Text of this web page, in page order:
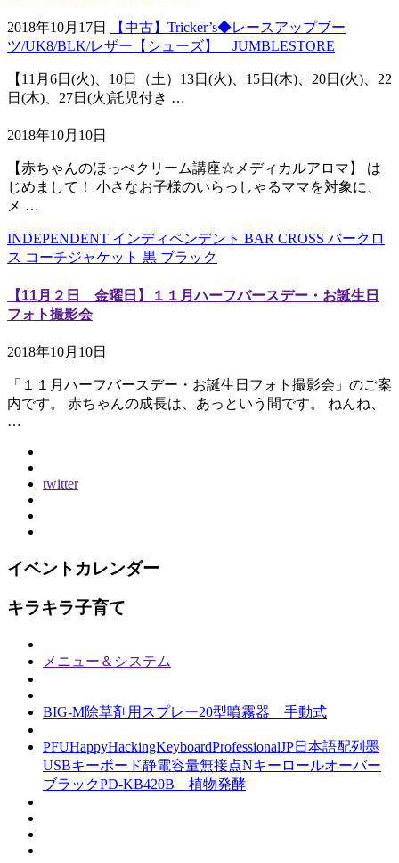
2018年10月17日
【中古】Tricker’s◆レースアップブー
ツ/UK8/BLK/レザー【シューズ】 JUMBLESTORE
【11月6日(火)、10日（土）13日(火)、15日(木)、20日(火)、22
日(木)、27日(火)託児付き …
2018年10月10日
【赤ちゃんのほっぺクリーム講座☆メディカルアロマ】 は
じめまして！ 小さなお子様のいらっしゃるママを対象に、
メ …
INDEPENDENT インディペンデント BAR CROSS バークロ
ス コーチジャケット 黒 ブラック
【11月２日 金曜日】１１月ハーフバースデー・お誕生日
フォト撮影会
2018年10月10日
「１１月ハーフバースデー・お誕生日フォト撮影会」のご案
内です。 赤ちゃんの成長は、あっという間です。 ねんね、
…
twitter
イベントカレンダー
キラキラ子育て
メニュー＆システム
BIG-M除草剤用スプレー20型噴霧器 手動式
PFUHappyHackingKeyboardProfessionalJP日本語配列墨
USBキーボード静電容量無接点Nキーロールオーバー
ブラックPD-KB420B 植物発酵